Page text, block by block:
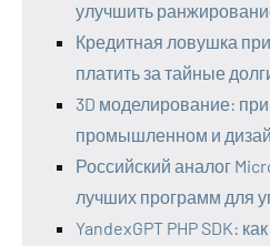
улучшить
Кредитная ловушка
платить за тайные
3D моделирование:
промышленном и
Российский аналог
лучших программ для
YandexGPT PHP SDK: